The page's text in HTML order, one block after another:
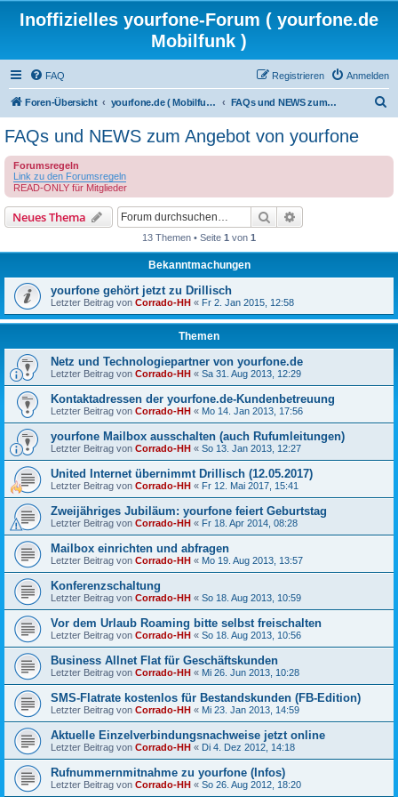
Inoffizielles yourfone-Forum ( yourfone.de
Mobilfunk )
FAQ Anmelden
Registrieren
Foren-Übersicht yourfone.de ( Mobilfunkangebot ) FAQs und NEWS zum Angebot von yourfone
FAQs und NEWS zum Angebot von yourfone
Forumsregeln
Link zu den Forumsregeln
READ-ONLY für Mitglieder
Neues Thema Suche
13 Themen • Seite 1 von 1
Bekanntmachungen
yourfone gehört jetzt zu Drillisch
Letzter Beitrag von Corrado-HH « Fr 2. Jan 2015, 12:58
Themen
Netz und Technologiepartner von yourfone.de
Letzter Beitrag von Corrado-HH « Sa 31. Aug 2013, 12:29
Kontaktadressen der yourfone.de-Kundenbetreuung
Letzter Beitrag von Corrado-HH « Mo 14. Jan 2013, 17:56
yourfone Mailbox ausschalten (auch Rufumleitungen)
Letzter Beitrag von Corrado-HH « So 13. Jan 2013, 12:27
United Internet übernimmt Drillisch (12.05.2017)
Letzter Beitrag von Corrado-HH « Fr 12. Mai 2017, 15:41
Zweijähriges Jubiläum: yourfone feiert Geburtstag
Letzter Beitrag von Corrado-HH « Fr 18. Apr 2014, 08:28
Mailbox einrichten und abfragen
Letzter Beitrag von Corrado-HH « Mo 19. Aug 2013, 13:57
Konferenzschaltung
Letzter Beitrag von Corrado-HH « So 18. Aug 2013, 10:59
Vor dem Urlaub Roaming bitte selbst freischalten
Letzter Beitrag von Corrado-HH « So 18. Aug 2013, 10:56
Business Allnet Flat für Geschäftskunden
Letzter Beitrag von Corrado-HH « Mi 26. Jun 2013, 10:28
SMS-Flatrate kostenlos für Bestandskunden (FB-Edition)
Letzter Beitrag von Corrado-HH « Mi 23. Jan 2013, 14:59
Aktuelle Einzelverbindungsnachweise jetzt online
Letzter Beitrag von Corrado-HH « Di 4. Dez 2012, 14:18
Rufnummernmitnahme zu yourfone (Infos)
Letzter Beitrag von Corrado-HH « So 26. Aug 2012, 18:20